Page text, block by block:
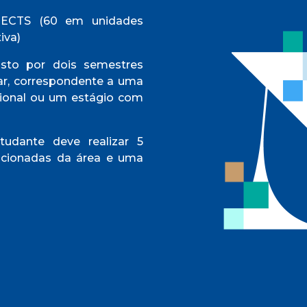
(60 em unidades
por dois semestres
correspondente a uma
ou um estágio com
deve realizar 5
da área e uma